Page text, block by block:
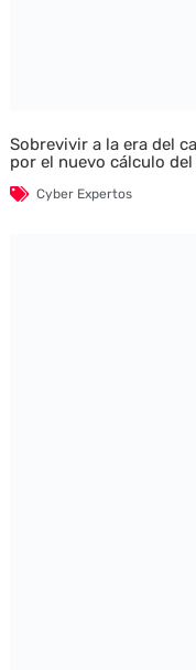
Sobrevivir a la era del
por el nuevo cálculo
Cyber Expertos